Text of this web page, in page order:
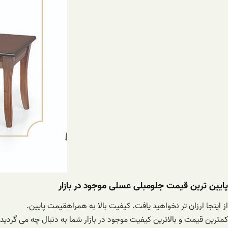
پایین ترین قیمت جلومبلی عسلی موجود در بازار
از اینجا ارزان تر نخواهید یافت. کیفیت بالا به همراهقیمت پایین.
کمترین قیمت و بالاترین کیفیت موجود در بازار شما به دنبال چه می